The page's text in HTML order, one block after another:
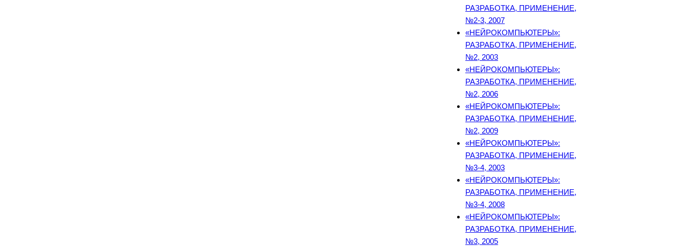
РАЗРАБОТКА, ПРИМЕНЕНИЕ,
№2-3, 2007
«НЕЙРОКОМПЬЮТЕРЫ»:
РАЗРАБОТКА, ПРИМЕНЕНИЕ,
№2, 2003
«НЕЙРОКОМПЬЮТЕРЫ»:
РАЗРАБОТКА, ПРИМЕНЕНИЕ,
№2, 2006
«НЕЙРОКОМПЬЮТЕРЫ»:
РАЗРАБОТКА, ПРИМЕНЕНИЕ,
№2, 2009
«НЕЙРОКОМПЬЮТЕРЫ»:
РАЗРАБОТКА, ПРИМЕНЕНИЕ,
№3-4, 2003
«НЕЙРОКОМПЬЮТЕРЫ»:
РАЗРАБОТКА, ПРИМЕНЕНИЕ,
№3-4, 2008
«НЕЙРОКОМПЬЮТЕРЫ»:
РАЗРАБОТКА, ПРИМЕНЕНИЕ,
№3, 2005